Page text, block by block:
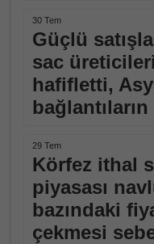
30 Tem
Güçlü
sac
hafifletti,
29 Tem
Körfez ithal
piyasası
bazındaki
çekmesi